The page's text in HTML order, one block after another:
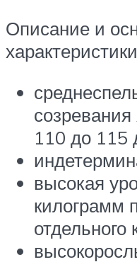
Описание и
созревания
110 до 115
высокая
килограмм
отдельного